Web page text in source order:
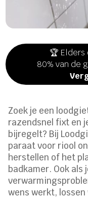
🏆
80% van de
Zoek je een
razendsnel fixt en
bijregelt? Bij
paraat voor riool
herstellen of het
badkamer. Ook als
wens werkt,